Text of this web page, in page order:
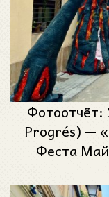
Progrés) —
Феста